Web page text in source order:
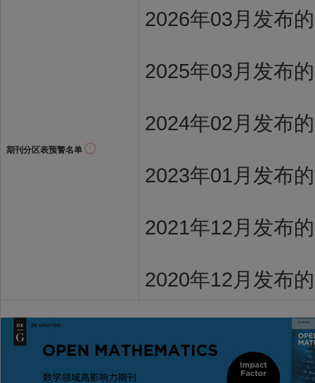
期刊分区表预警名单
2026年03月发布
2025年03月发布
2024年02月发布
2023年01月发布
2021年12月发布
2020年12月发布